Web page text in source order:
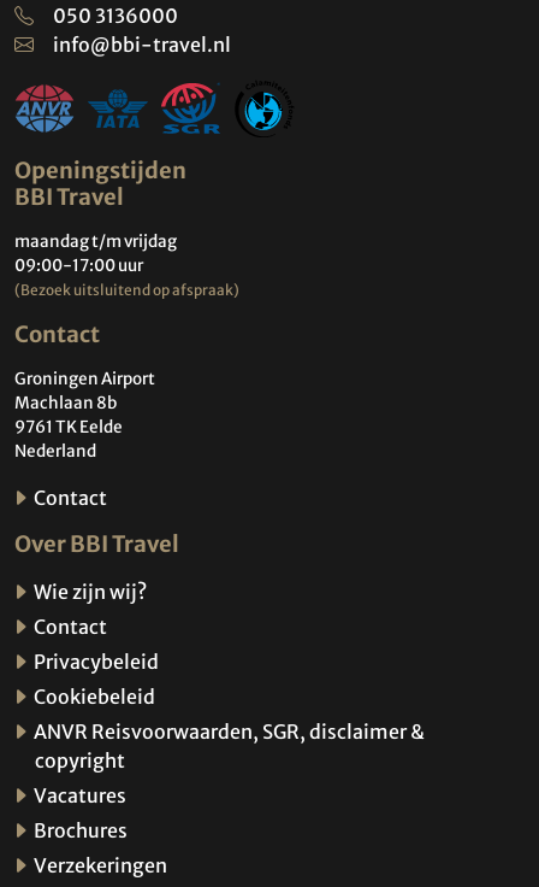
050 3136000
info@bbi-travel.nl
Openingstijden
BBI Travel
maandag t/m vrijdag
09:00-17:00 uur
(Bezoek uitsluitend op afspraak)
Contact
Groningen Airport
Machlaan 8b
9761 TK Eelde
Nederland
Contact
Over BBI Travel
Wie zijn wij?
Contact
Privacybeleid
Cookiebeleid
ANVR Reisvoorwaarden, SGR, disclaimer &
copyright
Vacatures
Brochures
Verzekeringen